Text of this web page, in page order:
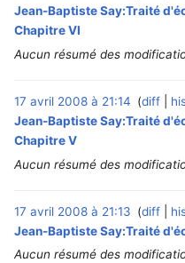
Jean-Baptiste Say:Traité
Chapitre VI
Aucun résumé des
17 avril 2008 à 21:14 diff
Jean-Baptiste Say:Traité
Chapitre V
Aucun résumé des
17 avril 2008 à 21:13 diff
Jean-Baptiste Say:Traité
Aucun résumé des